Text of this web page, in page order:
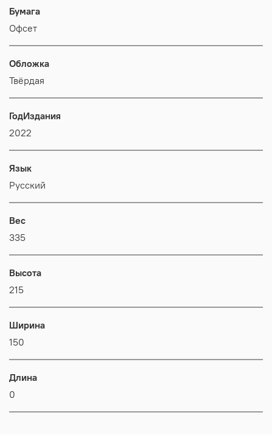
Бумага
Офсет
Обложка
Твёрдая
ГодИздания
2022
Язык
Русский
Вес
335
Высота
215
Ширина
150
Длина
0